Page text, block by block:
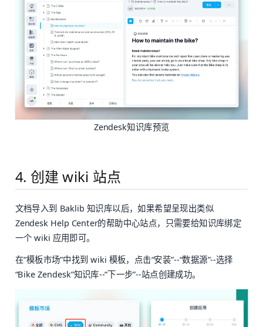
Zendesk知识库预览
4. 创建 wiki 站点
文档导入到 Baklib 知识库以后，如果希望呈现出类似
Zendesk Help Center的帮助中心站点，只需要给知识库绑定
一个 wiki 应用即可。
在“模板市场”中找到 wiki 模板，点击“安装”--“数据源”--选择
“Bike Zendesk”知识库--“下一步”--站点创建成功。